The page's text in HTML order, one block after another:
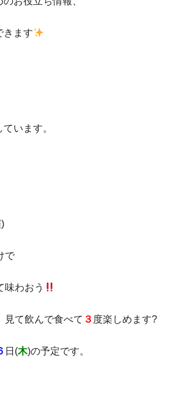
きます
います。
で
味わおう
見て飲んで食べて ３ 度楽しめます?
日(木)の予定です。